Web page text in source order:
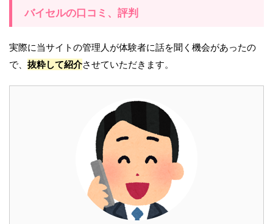
バイセルの口コミ、評判
実際に当サイトの管理人が体験者に話を聞く機会があったの
で、 抜粋して紹介させていただきます。